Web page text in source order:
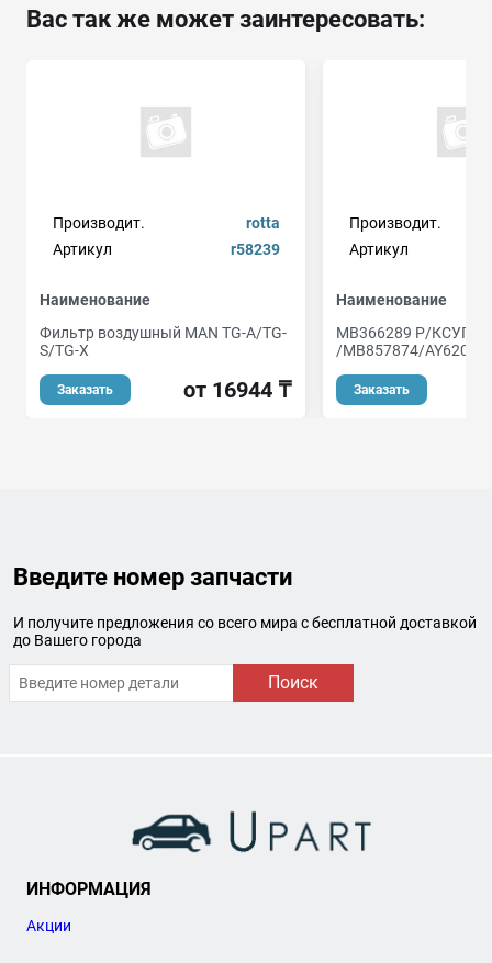
Вас так же может заинтересовать:
Производит.
rotta
Артикул
r58239
Наименование
Фильтр воздушный MAN TG-A/TG-
S/TG-X
Заказать от 16944 ₸
Производит.
Артикул
Наименование
MB366289 Р/
/MB857874/AY620-
Заказать
Введите номер запчасти
И получите предложения со всего мира с бесплатной доставкой
до Вашего города
Поиск
ИНФОРМАЦИЯ
Акции